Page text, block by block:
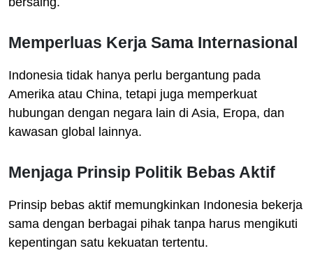
Memperluas Kerja Sama Internasional
Indonesia tidak hanya perlu bergantung pada
Amerika atau China, tetapi juga memperkuat
hubungan dengan negara lain di Asia, Eropa, dan
kawasan global lainnya.
Menjaga Prinsip Politik Bebas Aktif
Prinsip bebas aktif memungkinkan Indonesia bekerja
sama dengan berbagai pihak tanpa harus mengikuti
kepentingan satu kekuatan tertentu.